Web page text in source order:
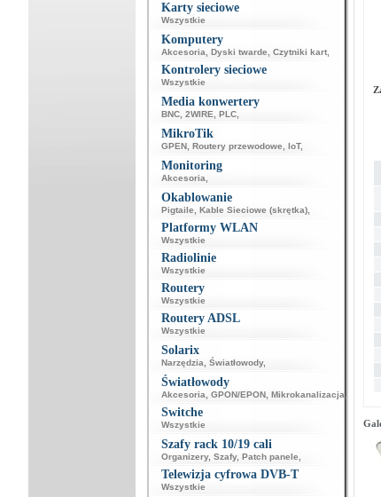
Karty sieciowe
Wszystkie
Komputery
Akcesoria Dyski twarde Czytniki kart,
Kontrolery sieciowe
Wszystkie
Media konwertery
BNC, 2WIRE PLC,
MikroTik
GPEN, Routery przewodowe IoT,
Monitoring
Akcesoria
Okablowanie
Pigtaile Kable Sieciowe (skrętka),
Platformy WLAN
Wszystkie
Radiolinie
Wszystkie
Routery
Wszystkie
Routery ADSL
Wszystkie
Solarix
Narzędzia Światłowody,
Światłowody
Akcesoria GPON/EPON, Mikrokanalizacja
Switche
Wszystkie
Szafy rack 10/19 cali
Organizery, Szafy, Patch panele
Telewizja cyfrowa DVB-T
Wszystkie